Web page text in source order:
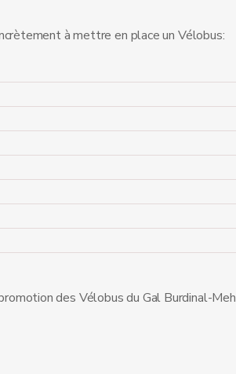
à mettre en place un Vélobus:
des Vélobus du Gal Burdinal-